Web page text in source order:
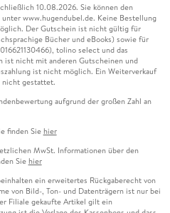
10.08.2026. Sie können den
www.hugendubel.de. Keine Bestellung
Der Gutschein ist nicht gültig für
Bücher und eBooks) sowie für
tolino select und das
ist nicht mit anderen Gutscheinen und
ist nicht möglich. Ein Weiterverkauf
nicht gestattet.
aufgrund der großen Zahl an
finden Sie hier
MwSt. Informationen über den
Sie hier
ein erweitertes Rückgaberecht von
von Bild-, Ton- und Datenträgern ist nur bei
Filiale gekaufte Artikel gilt ein